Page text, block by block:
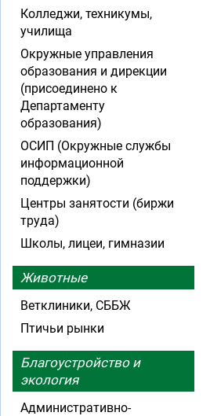
Колледжи, техникумы,
училища
Окружные управления
образования и дирекции
(присоединено к
Департаменту
образования)
ОСИП (Окружные службы
информационной
поддержки)
Центры занятости (биржи
труда)
Школы, лицеи, гимназии
Животные
Ветклиники, СББЖ
Птичьи рынки
Благоустройство и
экология
Административно-